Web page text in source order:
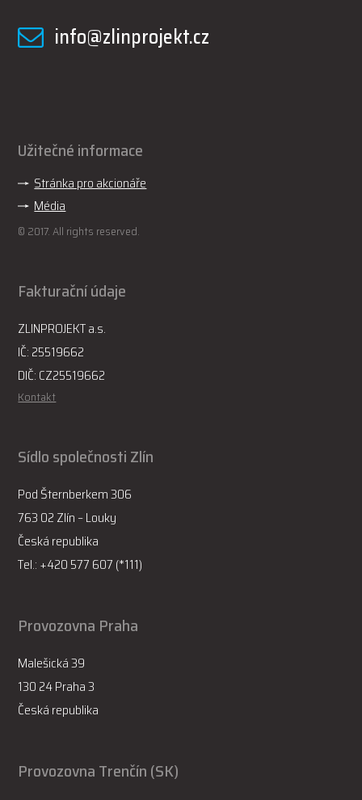
info@zlinprojekt.cz
Užitečné informace
Stránka pro akcionáře
Média
© 2017. All rights reserved.
Fakturační údaje
ZLINPROJEKT a.s.
IČ: 25519662
DIČ: CZ25519662
Kontakt
Sídlo společnosti Zlín
Pod Šternberkem 306
763 02 Zlín – Louky
Česká republika
Tel.: +420 577 607 (*111)
Provozovna Praha
Malešická 39
130 24 Praha 3
Česká republika
Provozovna Trenčín (SK)